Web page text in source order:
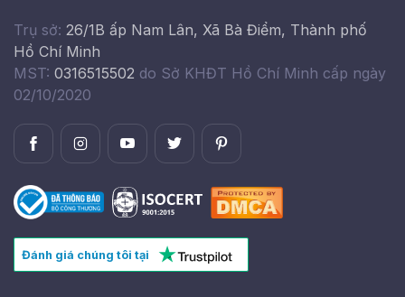
Trụ sở: 26/1B ấp Nam Lân, Xã Bà Điểm, Thành phố
Hồ Chí Minh
MST: 0316515502 do Sở KHĐT Hồ Chí Minh cấp ngày
02/10/2020
Đánh giá chúng tôi tại